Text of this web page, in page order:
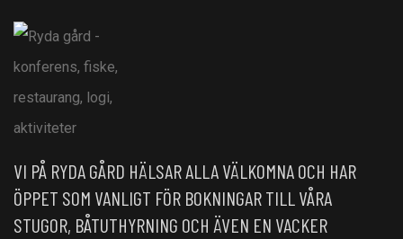
VI PÅ RYDA GÅRD HÄLSAR ALLA VÄLKOMNA OCH HAR
ÖPPET SOM VANLIGT FÖR BOKNINGAR TILL VÅRA
STUGOR, BÅTUTHYRNING OCH ÄVEN EN VACKER